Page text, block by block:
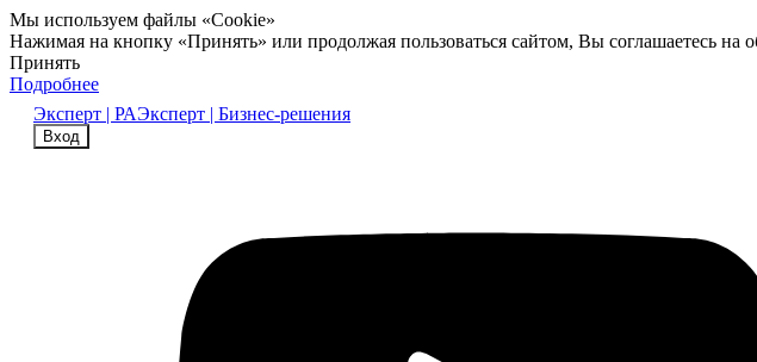
Мы используем файлы «Cookie»
Нажимая на кнопку «Принять» или продолжая пользоваться сайтом, Вы соглашаетесь
Принять
Подробнее
Эксперт | РАЭксперт | Бизнес-решения
Вход